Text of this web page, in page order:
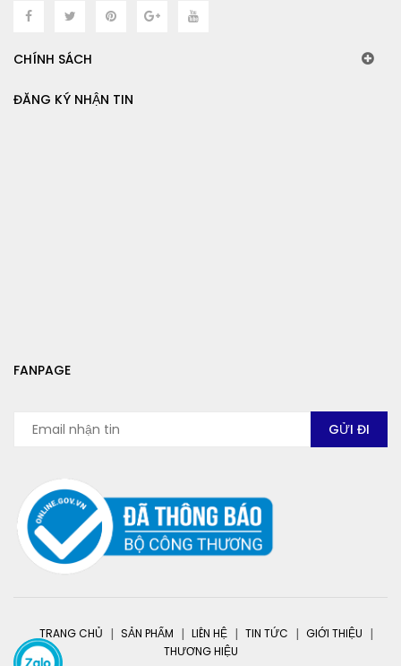
CHÍNH SÁCH
ĐĂNG KÝ NHẬN TIN
FANPAGE
TRANG CHỦ SẢN PHẨM LIÊN HỆ TIN TỨC
GIỚI THIỆU
THƯƠNG HIỆU